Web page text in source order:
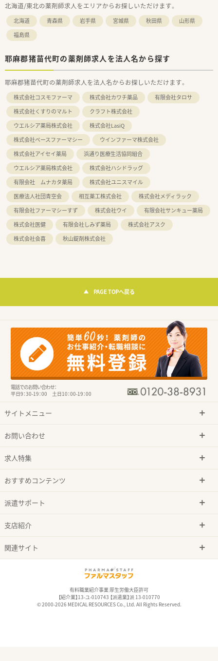
北海道/東北の薬剤師求人をエリアからお探しいただけます。
北海道 青森県 岩手県 宮城県 秋田県
山形県
福島県
耶麻郡猪苗代町の薬剤師求人を法人名から探す
耶麻郡猪苗代町の薬剤師求人を法人名からお探しいただけます。
株式会社コスモファーマ 株式会社カワチ薬品
有限会社タロサ
株式会社くすりのマルト
クラフト株式会社
ウエルシア薬局株式会社
株式会社LasiQ
株式会社ベースファーマシー
ウインファーマ株式会社
株式会社アイセイ薬局
浜通り医療生活協同組合
ウエルシア薬局株式会社
株式会社ハシドラッグ
有限会社 ムナカタ薬局
株式会社ユニスマイル
医療法人社団青空会
相互薬工株式会社
株式会社メディラック
有限会社ファーマシーすず
株式会社ウイ
有限会社サンキュー薬局
株式会社医健
有限会社しみず薬局
株式会社アスク
株式会社会喜
秋山錠剤株式会社
PAGE TOPへ戻る
電話でのお問い合わせ：
平日9：30-19：00 土日10：00-19：00
サイトメニュー
お問い合わせ
求人特集
おすすめコンテンツ
派遣サポート
支店紹介
関連サイト
有料職業紹介事業 厚生労働大臣許可
【紹介業】13-ユ-010743 【派遣業】派 13-010770
© 2000-2026 MEDICAL RESOURCES Co., Ltd. All Rights Reserved.